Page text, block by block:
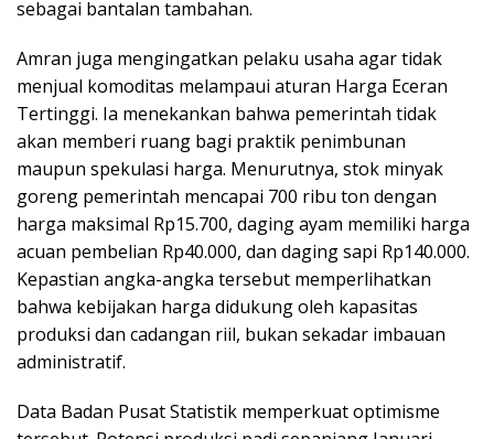
sebagai bantalan tambahan.
Amran juga mengingatkan pelaku usaha agar tidak
menjual komoditas melampaui aturan Harga Eceran
Tertinggi. Ia menekankan bahwa pemerintah tidak
akan memberi ruang bagi praktik penimbunan
maupun spekulasi harga. Menurutnya, stok minyak
goreng pemerintah mencapai 700 ribu ton dengan
harga maksimal Rp15.700, daging ayam memiliki harga
acuan pembelian Rp40.000, dan daging sapi Rp140.000.
Kepastian angka-angka tersebut memperlihatkan
bahwa kebijakan harga didukung oleh kapasitas
produksi dan cadangan riil, bukan sekadar imbauan
administratif.
Data Badan Pusat Statistik memperkuat optimisme